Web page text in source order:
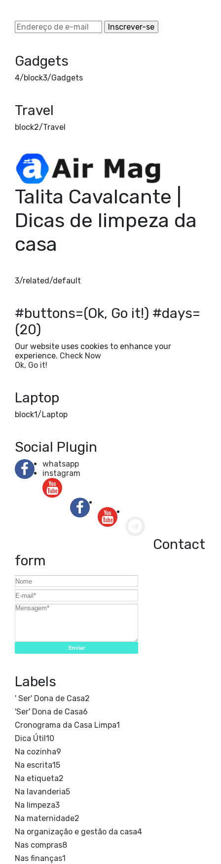
Gadgets
4/block3/Gadgets
Travel
block2/Travel
Talita Cavalcante |
Dicas de limpeza da
casa
3/related/default
#buttons=(Ok, Go it!) #days=
(20)
Our website uses cookies to enhance your
experience. Check Now
Ok, Go it!
Laptop
block1/Laptop
Social Plugin
whatsapp
instagram
Contact
form
Labels
' Ser' Dona de Casa2
'Ser' Dona de Casa6
Cronograma da Casa Limpa1
Dica Útil 10
Na cozinha9
Na escrita15
Na etiqueta2
Na lavanderia5
Na limpeza3
Na maternidade2
Na organização e gestão da casa4
Nas compras8
Nas finanças1